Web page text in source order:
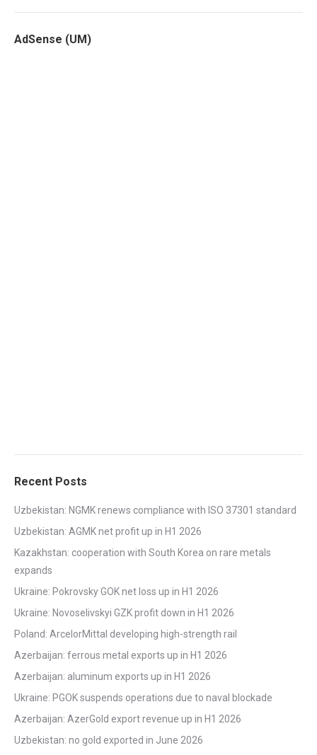
AdSense (UM)
Recent Posts
Uzbekistan: NGMK renews compliance with ISO 37301 standard
Uzbekistan: AGMK net profit up in H1 2026
Kazakhstan: cooperation with South Korea on rare metals
expands
Ukraine: Pokrovsky GOK net loss up in H1 2026
Ukraine: Novoselivskyi GZK profit down in H1 2026
Poland: ArcelorMittal developing high-strength rail
Azerbaijan: ferrous metal exports up in H1 2026
Azerbaijan: aluminum exports up in H1 2026
Ukraine: PGOK suspends operations due to naval blockade
Azerbaijan: AzerGold export revenue up in H1 2026
Uzbekistan: no gold exported in June 2026